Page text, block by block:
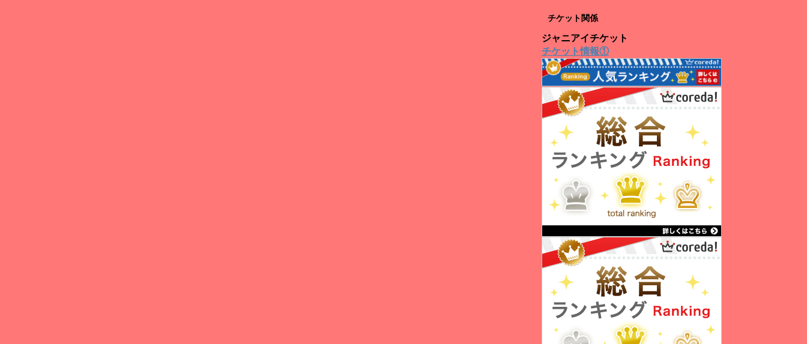
チケット関係
ジャニアイチケット
チケット情報①